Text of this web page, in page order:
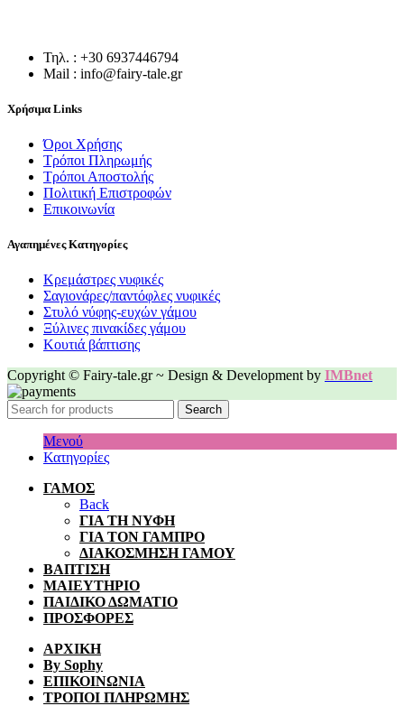
Τηλ. : +30 6937446794
Mail : info@fairy-tale.gr
Χρήσιμα Links
Όροι Χρήσης
Τρόποι Πληρωμής
Τρόποι Αποστολής
Πολιτική Επιστροφών
Επικοινωνία
Αγαπημένες Κατηγορίες
Κρεμάστρες νυφικές
Σαγιονάρες/παντόφλες νυφικές
Στυλό νύφης-ευχών γάμου
Ξύλινες πινακίδες γάμου
Κουτιά βάπτισης
Copyright © Fairy-tale.gr ~ Design & Development by IMBnet
Search
Μενού
Κατηγορίες
ΓΑΜΟΣ
Back
ΓΙΑ ΤΗ ΝΥΦΗ
ΓΙΑ ΤΟΝ ΓΑΜΠΡΟ
ΔΙΑΚΟΣΜΗΣΗ ΓΑΜΟΥ
ΒΑΠΤΙΣΗ
ΜΑΙΕΥΤΗΡΙΟ
ΠΑΙΔΙΚΟ ΔΩΜΑΤΙΟ
ΠΡΟΣΦΟΡΕΣ
ΑΡΧΙΚΗ
By Sophy
ΕΠΙΚΟΙΝΩΝΙΑ
ΤΡΟΠΟΙ ΠΛΗΡΩΜΗΣ